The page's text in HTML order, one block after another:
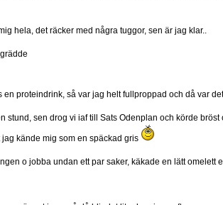
hela, det räcker med några tuggor, sen är jag klar..
en proteindrink, så var jag helt fullproppad och då var
stund, sen drog vi iaf till Sats Odenplan och körde bröst
jag kände mig som en späckad gris
o jobba undan ett par saker, käkade en lätt omelett